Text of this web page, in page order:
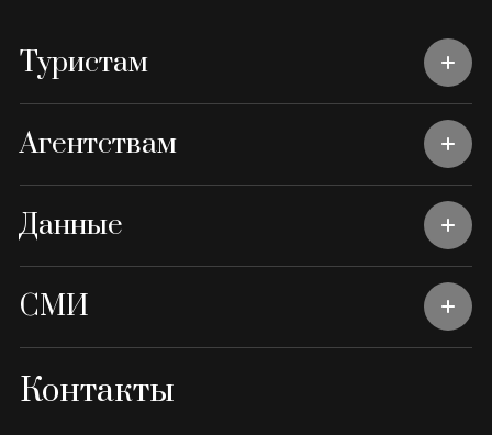
Туристам
Агентствам
Данные
СМИ
Контакты